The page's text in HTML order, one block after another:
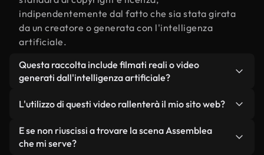
indipendentemente dal fatto che sia stata girata
da un creatore o generata con l'intelligenza
artificiale.
Questa raccolta include filmati reali o video
generati dall'intelligenza artificiale?
da filmati reali, girati da persone, relativi a
Assemblea, e da video generati dall'intelligenza
artificiale. Ogni video è chiaramente etichettato,
L'utilizzo di questi video rallenterà il mio sito web?
Non se scegli le nostre versioni ottimizzate.
Offriamo formati leggeri e pronti per il web,
E se non riuscissi a trovare la scena Assemblea
che mi serve?